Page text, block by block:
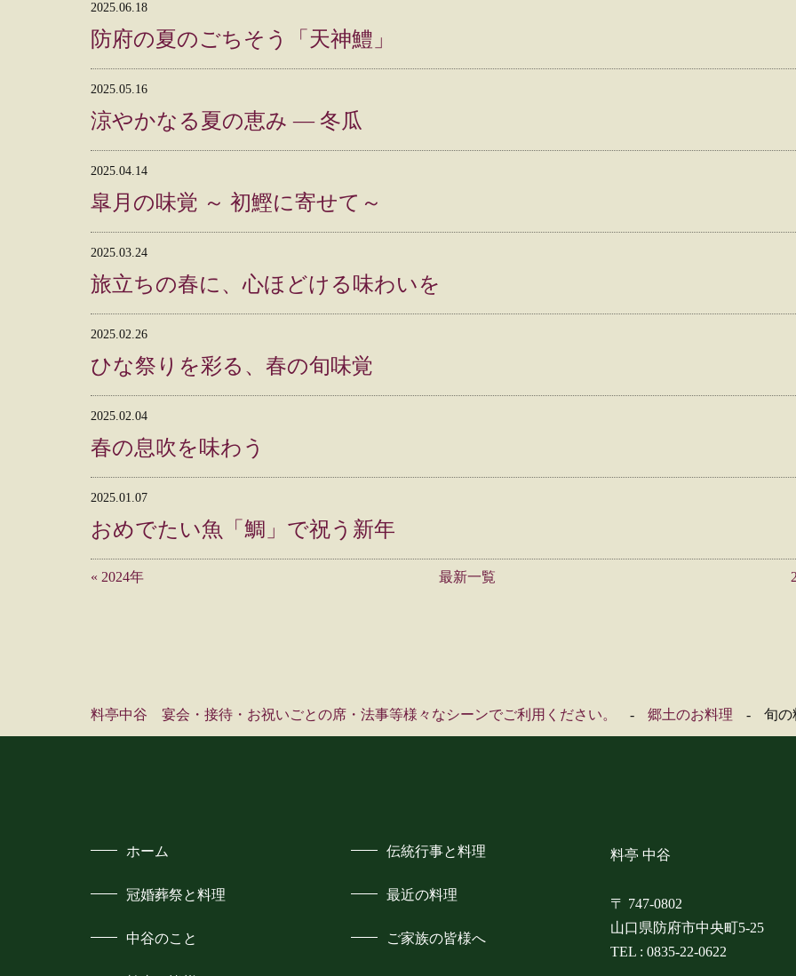
2025.06.18
防府の夏のごちそう「天神鱧」
2025.05.16
涼やかなる夏の恵み ― 冬瓜
2025.04.14
皐月の味覚 ～ 初鰹に寄せて～
2025.03.24
旅立ちの春に、心ほどける味わいを
2025.02.26
ひな祭りを彩る、春の旬味覚
2025.02.04
春の息吹を味わう
2025.01.07
おめでたい魚「鯛」で祝う新年
« 2024年 最新一覧
料亭中谷 宴会・接待・お祝いごとの席・法事等様々なシーンでご利用ください。 郷土のお料理 旬の
ホーム 伝統行事と料理
冠婚葬祭と料理 最近の料理
中谷のこと ご家族の皆様へ
料亭 中谷
〒 747-0802
山口県防府市中央町5-25
TEL : 0835-22-0622